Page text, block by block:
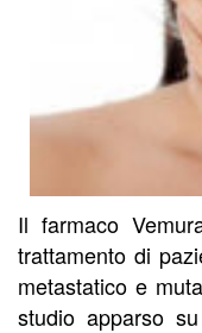
Il farmaco
trattamento di
metastatico e
studio apparso